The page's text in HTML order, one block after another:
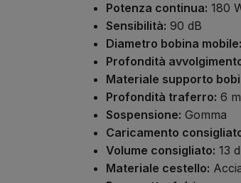
Potenza continua: 180
Sensibilità: 90 dB
Diametro bobina mobile:
Profondità
Materiale supporto
Profondità traferro: 6
Sospensione: Gomma
Caricamento
Volume consigliato: 13
Materiale cestello: